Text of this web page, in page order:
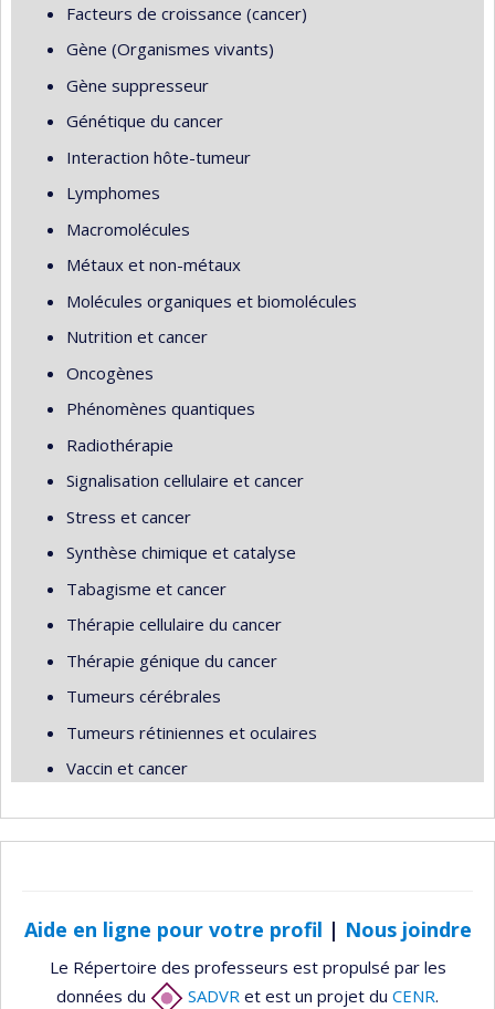
Facteurs de croissance (cancer)
Gène (Organismes vivants)
Gène suppresseur
Génétique du cancer
Interaction hôte-tumeur
Lymphomes
Macromolécules
Métaux et non-métaux
Molécules organiques et biomolécules
Nutrition et cancer
Oncogènes
Phénomènes quantiques
Radiothérapie
Signalisation cellulaire et cancer
Stress et cancer
Synthèse chimique et catalyse
Tabagisme et cancer
Thérapie cellulaire du cancer
Thérapie génique du cancer
Tumeurs cérébrales
Tumeurs rétiniennes et oculaires
Vaccin et cancer
Aide en ligne pour votre profil | Nous joindre
Le Répertoire des professeurs est propulsé par les
données du
SADVR et est un projet du CENR.